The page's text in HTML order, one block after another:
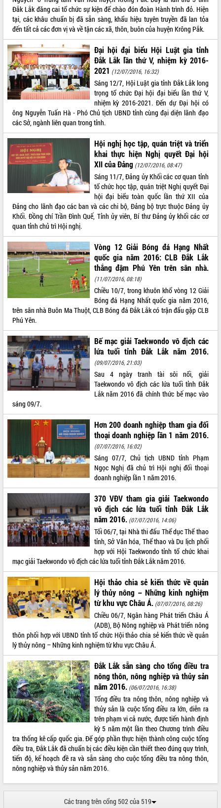
Tháo gỡ những vướng mắc, đẩy mạnh
công tác cải cách thủ tục hành chính
tại Trung tâm Phục vụ hành chính
công tỉnh
Đắk Lắk: Tôn vinh 46 giải pháp tại Hội
thi Sáng tạo Kỹ thuật 2024 - 2025
Đắk Lắk rà soát, điều chỉnh Đề án 190
về phát triển nuôi trồng thủy sản
Phó Chủ tịch UBND tỉnh Đắk Lắk
Trương Công Thái kiểm tra thực địa
Dự án cao tốc Khánh Hòa - Buôn Ma
Thuột
Định vị cà phê Việt Nam như một “di
sản sống” trong dòng chảy toàn cầu
Xây dựng nông thôn mới: Nâng cao đời
sống người dân từ những mô hình thiết
Quyết liệt tháo gỡ vướng mắc, đẩy
nhanh tiến độ các dự án trọng điểm
trong Khu kinh tế Nam Phú Yên
Hòn Yến phát triển du lịch gắn với bảo
tồn biển
Lấy ý kiến điều chỉnh Quy hoạch tỉnh
Đắk Lắk thời kỳ 2021-2030, tầm nhìn
đến năm 2050
Phát động chiến dịch 30 ngày đêm
giải phóng mặt bằng Tuyến đường bộ
ven biển
Đắk Lắk nỗ lực thúc đẩy tăng trưởng
kinh tế từ 10% trở lên trong Quý
II/2026
Đắk Lắk ký kết thỏa thuận hợp tác về
chuyển đổi số giai đoạn 2026 – 2030
với Tập đoàn Bưu chính Viễn thông
Việt Nam
Thứ trưởng Bộ Y tế làm việc với tỉnh
Đắk Lắk về phát triển nhân lực y tế
cho trạm y tế cấp xã
Du lịch Đắk Lắk nâng tầm trải nghiệm
du khách thông qua Hệ thống cơ sở dữ
liệu và Bản đồ số
Tập huấn ứng dụng trí tuệ nhân tạo (AI)
trong thương mại điện tử năm 2026
Đoàn đại biểu Quốc hội tỉnh Đắk Lắk
trao đổi thông tin trước Kỳ họp thứ
nhất, Quốc hội khóa XVI
Quyết liệt cải cách hành chính, khơi
thông nguồn lực phát triển
Nâng cao hiệu lực, hiệu quả HĐND
tỉnh thông qua hiện đại hóa hành chính
Xã Ea Phê gắn cải cách hành chính với
chuyển đổi số
Phó Chủ tịch Thường trực UBND tỉnh
Hồ Thị Nguyên Thảo làm việc tại Trung
tâm Phục vụ hành chính công xã Ea
Phê
Xây dựng nền hành chính số đồng
hành cùng nông dân dân, doanh nghiệp
Giai đoạn 2026-2030, Đắk Lắk phấn
đấu có 77% xã đạt chuẩn nông thôn
mới
Chuyển đổi số 'mở đường' cho nông
nghiệp Đắk Lắk tăng trưởng bứt phá
Triển khai đồng bộ đo đạc, lập hồ sơ
địa chính, hoàn thiện cơ sở dữ liệu đất
đai
Ứng dụng sinh trắc học - Bước tiến
trong hành trình chuyển đổi số tại Đắk
Lắk
Đắk Lắk nâng cao hiệu quả công tác
Đảng từ Sổ tay đảng viên điện tử
Đắk Lắk đăng cai tổ chức sự kiện để chào đón đoàn Hành trình đỏ. Hiện
tại, các khâu chuẩn bị đã sẵn sàng, khẩu hiệu tuyên truyền đã lan tỏa
đến tất cả các đơn vị và về tận các xã, thôn, buôn của huyện Krông Pắk.
Đại hội đại biểu Hội Luật gia tỉnh
Đắk Lắk lần thứ V, nhiệm kỳ 2016-
2021 (12/07/2016, 16:32)
Sáng 12/7, Hội Luật gia tỉnh Đắk Lắk long
trọng tổ chức Đại hội đại biểu lần thứ V,
nhiệm kỳ 2016-2021. Đến dự Đại hội có
ông Nguyễn Tuấn Hà - Phó Chủ tịch UBND tỉnh cùng đại diện lãnh đạo
các Sở, ngành liên quan trong tỉnh.
Hội nghị học tập, quán triệt và triển
khai thực hiện Nghị quyết Đại hội
XII của Đảng (12/07/2016, 08:47)
Sáng 11/7, Đảng ủy Khối các cơ quan tỉnh
tổ chức học tập, quán triệt Nghị quyết Đại
hội đại biểu toàn quốc lần thứ XII của
Đảng cho lãnh đạo các ban và các chi bộ, Đảng bộ trực thuộc Đảng ủy
Khối. Đồng chí Trần Đình Quế, Tỉnh ủy viên, Bí thư Đảng ủy khối các cơ
quan tỉnh chủ trì Hội nghị.
Vòng 12 Giải Bóng đá Hạng Nhất
quốc gia năm 2016: CLB Đắk Lắk
thắng đậm Phú Yên trên sân nhà.
(11/07/2016, 08:18)
Chiều 10/7, trong khuôn khổ vòng 12 Giải
Bóng đá Hạng Nhất quốc gia năm 2016,
trên sân nhà Buôn Ma Thuột, CLB Bóng đá Đắk Lắk có trận đấu gặp CLB
Phú Yên.
Bế mạc giải Taekwondo vô địch các
lứa tuổi tỉnh Đắk Lắk năm 2016.
(09/07/2016, 21:03)
Sau 4 ngày tranh tài sôi nổi, giải
Taekwondo vô địch các lứa tuổi tỉnh Đắk
Lắk năm 2016 đã chính thức bế mạc vào
sáng 09/7.
Hơn 200 doanh nghiệp tham gia đối
thoại doanh nghiệp lần 1 năm 2016.
(07/07/2016, 16:02)
Sáng 07/7, Chủ tịch UBND tỉnh Phạm
Ngọc Nghị đã chủ trì Hội nghị đối thoại
doanh nghiệp lần 1 năm 2016.
370 VĐV tham gia giải Taekwondo
vô địch các lứa tuổi tỉnh Đắk Lắk
năm 2016. (07/07/2016, 14:06)
Tối 06/7, tại Nhà thi đấu Thể dục Thể thao
tỉnh, Sở Văn hóa, Thể thao và Du lịch phối
hợp với Hội Taekwondo tỉnh tổ chức khai
mạc giải Taekwondo vô địch các lứa tuổi tỉnh Đắk Lắk năm 2016.
Hội thảo chia sẻ kiến thức về quản
lý thủy nông – Những kinh nghiệm
từ khu vực Châu Á. (07/07/2016, 08:26)
Chiều 06/7, Ngân hàng Phát triển Châu Á
(ADB), Bộ Nông nghiệp và Phát triển nông
thôn phối hợp với UBND tỉnh tổ chức Hội thảo chia sẻ kiến thức về quản
lý thủy nông – Những kinh nghiệm từ khu vực Châu Á.
Đắk Lắk sẵn sàng cho tổng điều tra
nông thôn, nông nghiệp và thủy sản
năm 2016. (06/07/2016, 16:38)
Tổng điều tra nông thôn, nông nghiệp và
thủy sản là cuộc tổng điều ra lớn, diễn ra
trên phạm vi cả nước, được tiến hành định
kỳ 5 năm một lần theo Chương trình điều
tra thống kê cấp quốc gia. Để góp phần thực hiện thành công cuộc tổng
điều tra, Đắk Lắk đã chuẩn bị các điều kiện cần thiết theo đúng quy trình,
tiến độ, kế hoạch đề ra và sẵn sàng cho cuộc tổng điều tra nông thôn,
nông nghiệp và thủy sản năm 2016.
Các trang trên cổng 502 của 519